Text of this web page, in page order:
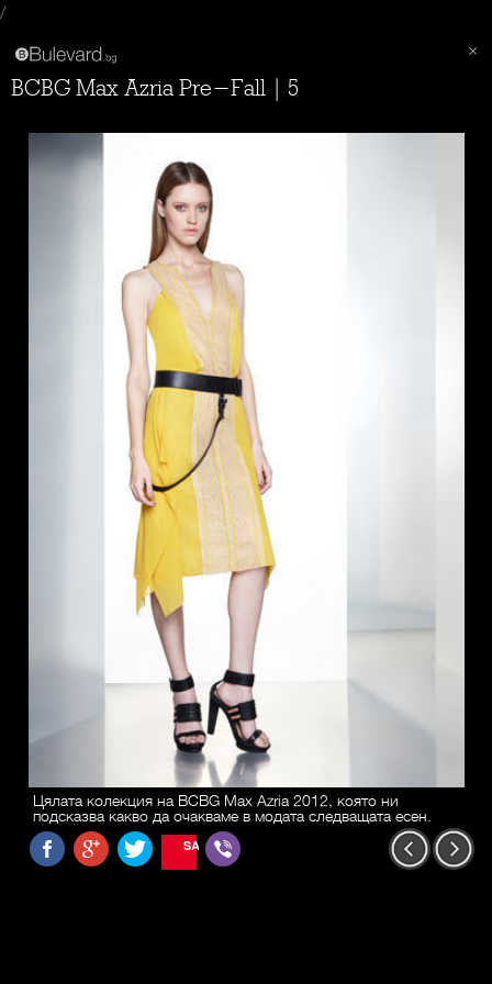
/
BCBG Max Azria Pre-Fall | 5
Цялата колекция на BCBG Max Azria 2012, която ни
подсказва какво да очакваме в модата следващата есен.
SAVE